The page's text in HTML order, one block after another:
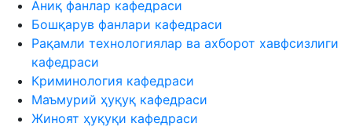
Аниқ фанлар кафедраси
Бошқарув фанлари кафедраси
Рақамли технологиялар ва ахборот хавфсизлиги
кафедраси
Криминология кафедраси
Маъмурий ҳуқуқ кафедраси
Жиноят ҳуқуқи кафедраси